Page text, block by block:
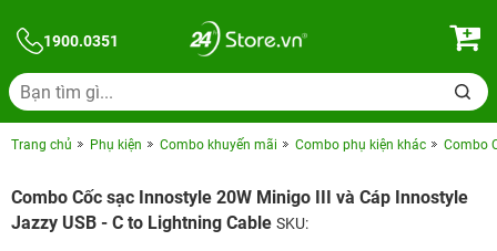
1900.0351
Trang chủ Phụ kiện Combo khuyến mãi Combo phụ kiện khác Combo
Combo Cốc sạc Innostyle 20W Minigo III và Cáp Innostyle
Jazzy USB - C to Lightning Cable SKU: